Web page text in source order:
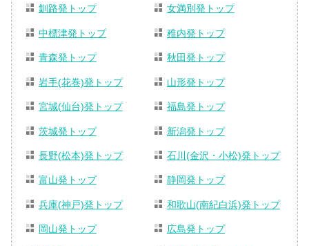
釧路発トップ 女満別発トップ
中標津発トップ 稚内発トップ
青森発トップ 秋田発トップ
岩手(花巻)発トップ 山形発トップ
宮城(仙台)発トップ 福島発トップ
茨城発トップ 新潟発トップ
長野(松本)発トップ 石川(金沢・小松)発トップ
富山発トップ 静岡発トップ
兵庫(神戸)発トップ 和歌山(南紀白浜)発トップ
岡山発トップ 広島発トップ